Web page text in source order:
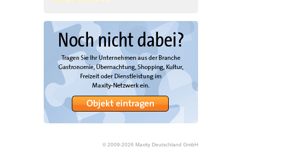
© 2009-2026 Maxity Deutschland GmbH